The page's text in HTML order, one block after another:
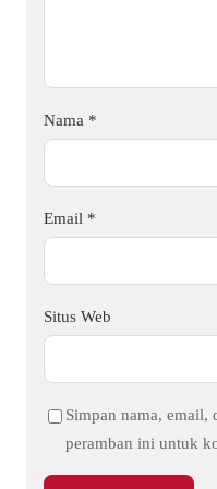
Nama *
Email *
Situs Web
Simpan nama, email,
peramban ini untuk